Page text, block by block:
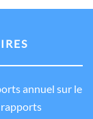
annuel sur le
rapports